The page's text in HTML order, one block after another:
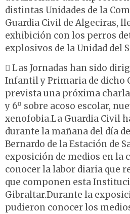
distintas Unidades de la
Guardia Civil de Algeciras,
exhibición con los perros
explosivos de la Unidad del
 Las Jornadas han sido
Infantil y Primaria de dicho
prevista una próxima
y 6º sobre acoso escolar,
xenofobia.La Guardia Civil
durante la mañana del día de
Bernardo de la Estación de
exposición de medios en la
conocer la labor diaria que
que componen esta
Gibraltar.Durante la
pudieron conocer los